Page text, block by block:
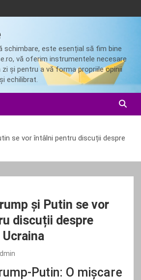
schimbare, este esențial să fim bine
vă oferim instrumentele necesare
și pentru a vă forma propriile opinii
echilibrat.
se vor întâlni pentru discuții despre
și Putin se vor
discuții despre
Putin: O mișcare